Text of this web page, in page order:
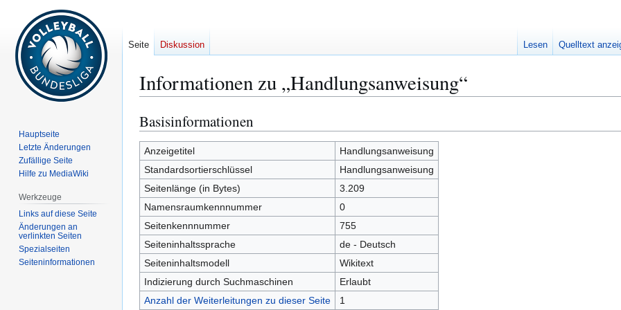
Informationen zu „Handlungsanweisung“
Zur
Navigation
springen
Zur
Suche
springen
Basisinformationen
Anzeigetitel
Handlungsanweisung
Standardsortierschlüssel
Handlungsanweisung
Seitenlänge (in Bytes)
3.209
Namensraumkennnummer
0
Seitenkennnummer
755
Seiteninhaltssprache
de - Deutsch
Seiteninhaltsmodell
Wikitext
Indizierung durch Suchmaschinen
Erlaubt
Anzahl der Weiterleitungen zu dieser Seite
1
Seite Diskussion Lesen Quelltext
Hauptseite
Letzte Änderungen
Zufällige Seite
Hilfe zu MediaWiki
Werkzeuge
Links auf diese Seite
Änderungen an
verlinkten Seiten
Spezialseiten
Seiten­­informationen